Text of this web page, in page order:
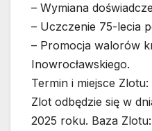
– Wymiana
– Uczczenie 75-lecia
– Promocja walorów
Inowrocławskiego.
Termin i miejsce Zlotu:
Zlot odbędzie się w
2025 roku. Baza